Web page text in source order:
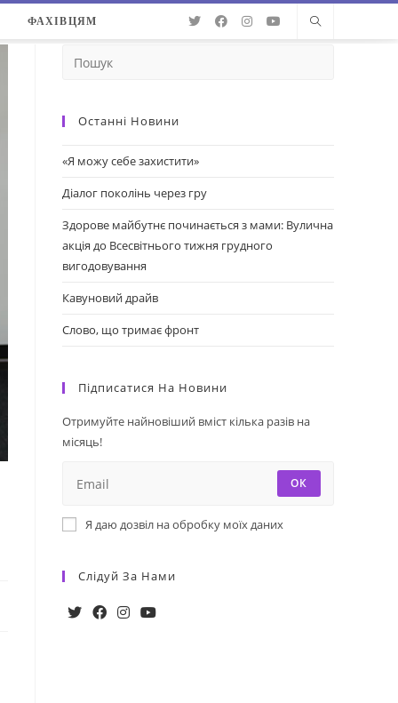
ФАХІВЦЯМ
Останні Новини
«Я можу себе захистити»
Діалог поколінь через гру
Здорове майбутнє починається з мами: Вулична
акція до Всесвітнього тижня грудного
вигодовування
Кавуновий драйв
Слово, що тримає фронт
Підписатися На Новини
Отримуйте найновіший вміст кілька разів на
місяць!
ОК
Я даю дозвіл на обробку моїх даних
Слідуй За Нами